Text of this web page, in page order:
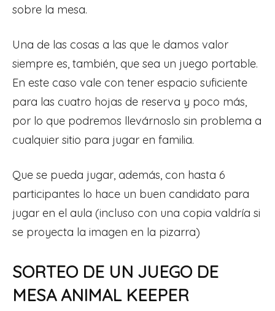
sobre la mesa.
Una de las cosas a las que le damos valor
siempre es, también, que sea un juego portable.
En este caso vale con tener espacio suficiente
para las cuatro hojas de reserva y poco más,
por lo que podremos llevárnoslo sin problema a
cualquier sitio para jugar en familia.
Que se pueda jugar, además, con hasta 6
participantes lo hace un buen candidato para
jugar en el aula (incluso con una copia valdría si
se proyecta la imagen en la pizarra)
SORTEO DE UN JUEGO DE
MESA ANIMAL KEEPER